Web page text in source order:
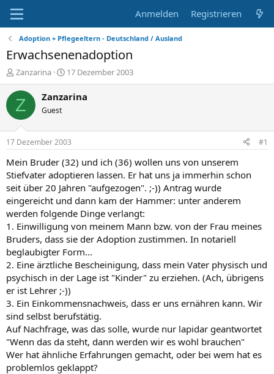
Anmelden Registrieren
Adoption + Pflegeeltern - Deutschland / Ausland
Erwachsenenadoption
E
r
s
t
e
r
Zanzarina
E
r
s
l
t
a
m
17 Dezember 2003
Z Zanzarina
Guest
17 Dezember 2003 #1
Mein Bruder (32) und ich (36) wollen uns von unserem
Stiefvater adoptieren lassen. Er hat uns ja immerhin schon
seit über 20 Jahren "aufgezogen". ;-)) Antrag wurde
eingereicht und dann kam der Hammer: unter anderem
werden folgende Dinge verlangt:
1. Einwilligung von meinem Mann bzw. von der Frau meines
Bruders, dass sie der Adoption zustimmen. In notariell
beglaubigter Form...
2. Eine ärztliche Bescheinigung, dass mein Vater physisch und
psychisch in der Lage ist "Kinder" zu erziehen. (Ach, übrigens
er ist Lehrer ;-))
3. Ein Einkommensnachweis, dass er uns ernähren kann. Wir
sind selbst berufstätig.
Auf Nachfrage, was das solle, wurde nur lapidar geantwortet
"Wenn das da steht, dann werden wir es wohl brauchen"
Wer hat ähnliche Erfahrungen gemacht, oder bei wem hat es
problemlos geklappt?